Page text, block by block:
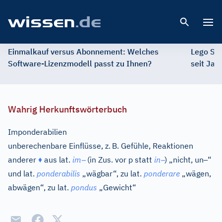
Einmalkauf versus Abonnement: Welches
Software-Lizenzmodell passt zu Ihnen?
Lego
seit
Wahrig Herkunftswörterbuch
Imponderabilien
unberechenbare Einflüsse, z. B. Gefühle, Reaktionen
anderer ♦ aus lat. im–(in Zus. vor p statt in–) „nicht, un–“
und lat. ponderabilis „wägbar“, zu lat. ponderare „wägen,
abwägen“, zu lat. pondus „Gewicht“